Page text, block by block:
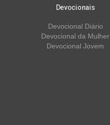
Devocionais
Devocional Diário
Devocional da Mulher
Devocional Jovem